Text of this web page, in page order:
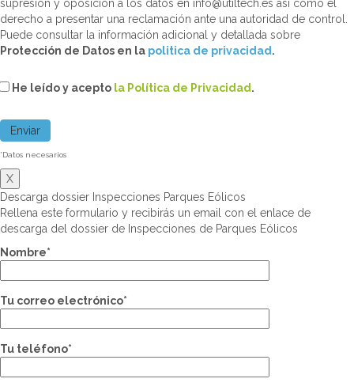
supresión y oposición a los datos en info@utiltech.es así como el
derecho a presentar una reclamación ante una autoridad de control.
Puede consultar la información adicional y detallada sobre
Protección de Datos en la politica de privacidad .
He leído y acepto la Política de Privacidad .
*Datos necesarios
X
Descarga dossier Inspecciones Parques Eólicos
Rellena este formulario y recibirás un email con el enlace de
descarga del dossier de Inspecciones de Parques Eólicos
Nombre*
Tu correo electrónico*
Tu teléfono*